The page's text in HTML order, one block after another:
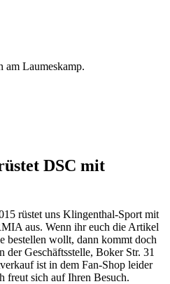
am Laumeskamp.
DSC mit
rüstet uns Klingenthal-Sport mit
aus. Wenn ihr euch die Artikel
bestellen wollt, dann kommt doch
der Geschäftsstelle, Boker Str. 31
ist in dem Fan-Shop leider
freut sich auf Ihren Besuch.